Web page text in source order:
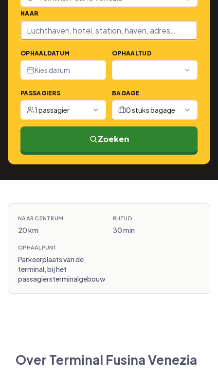
NAAR
OPHAALDATUM
Kies datum
OPHAALTIJD
PASSAGIERS
1 passagier
BAGAGE
0 stuks bagage
Zoeken
NAAR CENTRUM
20 km
RIJTIJD
30 min
OPHAALPUNT
Parkeerplaats van de
terminal, bij het
passagiersterminalgebouw
Over Terminal Fusina Venezia